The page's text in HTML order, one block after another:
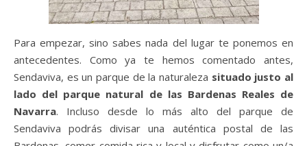
Para empezar, sino sabes nada del lugar te ponemos en
antecedentes. Como ya te hemos comentado antes,
Sendaviva, es un parque de la naturaleza situado justo al
lado del parque natural de las Bardenas Reales de
Navarra. Incluso desde lo más alto del parque de
Sendaviva podrás divisar una auténtica postal de las